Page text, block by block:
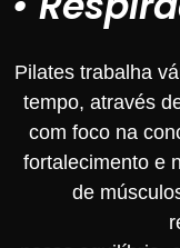
Pilates trabalha
tempo, através
com foco na
fortalecimento e
de